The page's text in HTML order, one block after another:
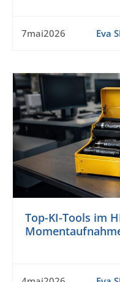
7mai2026 Eva
Top-KI-Tools im